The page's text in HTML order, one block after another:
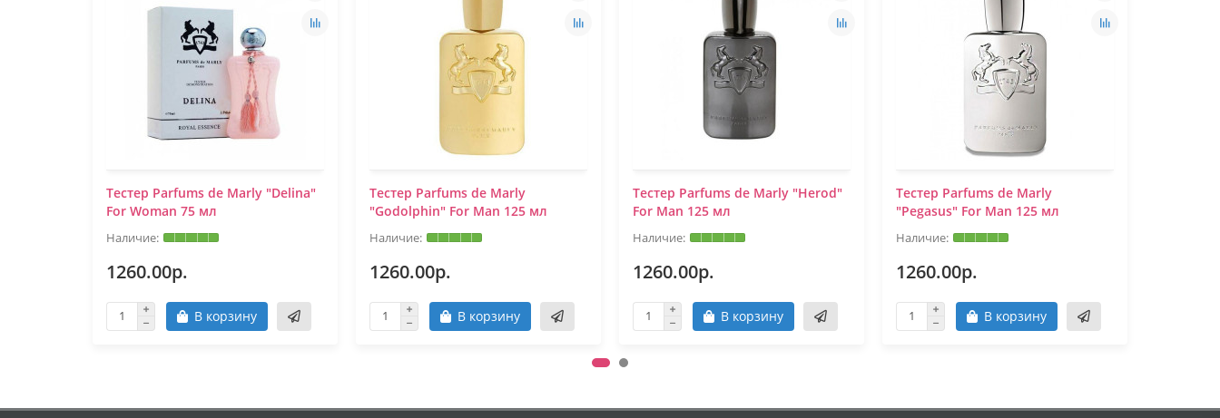
Tестер Parfums de Marly "Delina"
For Woman 75 мл
1260.00р.
В корзину
Tестер Parfums de Marly
"Godolphin" For Man 125 мл
1260.00р.
В корзину
Tестер Parfums de Marly "Herod"
For Man 125 мл
1260.00р.
В корзину
Tестер Parfums de Marly
"Pegasus" For Man 125 мл
1260.00р.
В корзину